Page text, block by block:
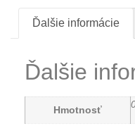
Ďalšie informácie
Ďalšie
Hmotnosť